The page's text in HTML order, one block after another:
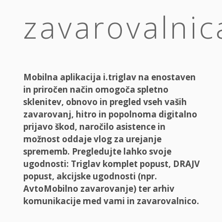
Mobilna aplikacija i.triglav na enostaven
in priročen način omogoča spletno
sklenitev, obnovo in pregled vseh vaših
zavarovanj, hitro in popolnoma digitalno
prijavo škod, naročilo asistence in
možnost oddaje vlog za urejanje
sprememb. Pregledujte lahko svoje
ugodnosti: Triglav komplet popust, DRAJV
popust, akcijske ugodnosti (npr.
AvtoMobilno zavarovanje) ter arhiv
komunikacije med vami in zavarovalnico.